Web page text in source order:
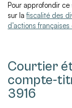
Pour approfondir
sur lafiscalité des
d’actions
Courtier
compte-
3916